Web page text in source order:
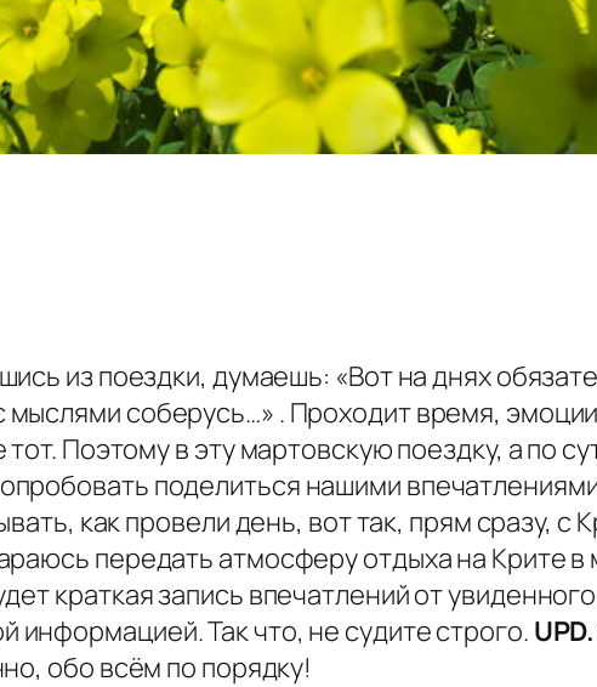
из поездки, думаешь: «Вот на днях
соберусь…» . Проходит время,
Поэтому в эту мартовскую поездку, а по
поделиться нашими
как провели день, вот так, прям сразу, с
передать атмосферу отдыха на Крите
краткая запись впечатлений от
информацией. Так что, не судите строго. UPD.
обо всём по порядку!